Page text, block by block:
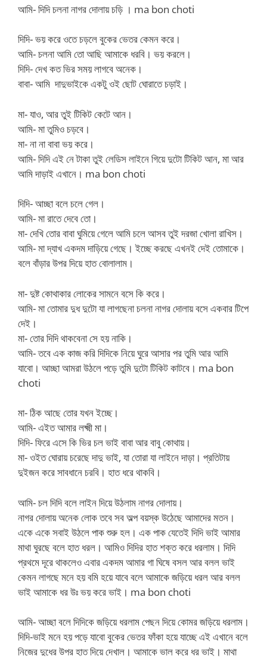
আমি- দিদি চলনা নাগর দোলায় চড়ি । ma bon choti
দিদি- ভয় করে ওতে চড়লে বুকের ভেতর কেমন করে।
আমি- চলনা আমি তো আছি আমাকে ধরবি। ভয় করলে।
দিদি- দেখ কত ভির সময় লাগবে অনেক।
বাবা- আমি দাদুভাইকে একটু ওই ছোট ঘোরাতে চড়াই।
মা- যাও, আর তুই টিকিট কেটে আন।
আমি- মা তুমিও চড়বে।
মা- না না বাবা ভয় করে।
আমি- দিদি এই নে টাকা তুই লেডিস লাইনে গিয়ে দুটো টিকিট আন, মা আর
আমি দাড়াই এখানে। ma bon choti
দিদি- আচ্ছা বলে চলে গেল।
আমি- মা রাতে দেবে তো।
মা- দেখি তোর বাবা ঘুমিয়ে গেলে আমি চলে আসব তুই দরজা খোলা রাখিস।
আমি- মা দ্যাখ একদম দাড়িয়ে গেছে। ইচ্ছে করছে এখনই দেই তোমাকে।
বলে বাঁড়ার উপর দিয়ে হাত বোলালাম।
মা- দুষ্ট কোথাকার লোকের সামনে বসে কি করে।
আমি- মা তোমার দুধ দুটো যা লাগছেনা চলনা নাগর দোলায় বসে একবার টিপে
দেই।
মা- তোর দিদি থাকবেনা সে হয় নাকি।
আমি- তবে এক কাজ করি দিদিকে নিয়ে ঘুরে আসার পর তুমি আর আমি
যাবো। আচ্ছা আমরা উঠলে পড়ে তুমি দুটো টিকিট কাটবে। ma bon
choti
মা- ঠিক আছে তোর যখন ইচ্ছে।
আমি- এইত আমার লক্ষ্মী মা।
দিদি- ফিরে এসে কি ভির চল ভাই বাবা আর বাবু কোথায়।
মা- ওইত ঘোরায় চরেছে দাদু ভাই, যা তোরা যা লাইনে দাড়া। প্রতিটায়
দুইজন করে সাবধানে চরবি। হাত ধরে থাকবি।
আমি- চল দিদি বলে লাইন দিয়ে উঠলাম নাগর দোলায়।
নাগর দোলায় অনেক লোক তবে সব অল্প বয়স্ক উঠেছে আমাদের মতন।
একে একে সবাই উঠলে পাক শুরু হল। এক পাক যেতেই দিদি ভাই আমার
মাথা ঘুরছে বলে হাত ধরল। আমিও দিদির হাত শক্ত করে ধরলাম। দিদি
প্রথমে দূরে থাকলেও এবার একদম আমার গা ঘিষে বসল আর বলল ভাই
কেমন লাগছে মনে হয় বমি হয়ে যাবে বলে আমাকে জড়িয়ে ধরল আর বলল
ভাই আমাকে ধর উঃ ভয় করে ভাই। ma bon choti
আমি- আচ্ছা বলে দিদিকে জড়িয়ে ধরলাম পেছন দিয়ে কোমর জড়িয়ে ধরলাম।
দিদি-ভাই মনে হয় পড়ে যাবো বুকের ভেতর ফাঁকা হয়ে যাচ্ছে এই এখানে বলে
নিজের দুধের উপর হাত দিয়ে দেখাল। আমাকে ভাল করে ধর ভাই। মাথা